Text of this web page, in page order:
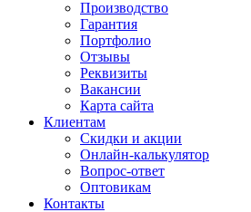
Производство
Гарантия
Портфолио
Отзывы
Реквизиты
Вакансии
Карта сайта
Клиентам
Скидки и акции
Онлайн-калькулятор
Вопрос-ответ
Оптовикам
Контакты